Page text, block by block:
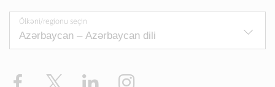
Ölkəni/regionu seçin
Facebook Twitter LinkedIn